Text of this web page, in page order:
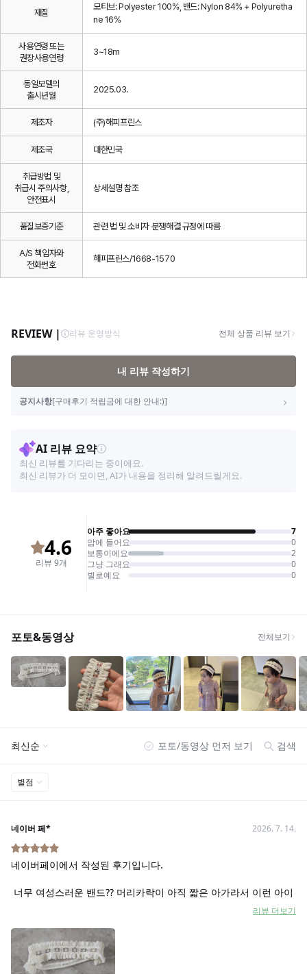
재질
모티브: Polyester 100%, 밴드: Nylon 84% + Polyuretha
ne 16%
사용연령 또는
권장사용연령
3~18m
동일모델의
출시년월
2025.03.
제조자 (주)해피프린스
제조국 대한민국
취급방법 및
취급시 주의사항,
안전표시
상세설명 참조
품질보증기준 관련 법 및 소비자 분쟁해결 규정에 따름
A/S 책임자와
전화번호
해피프린스/1668-1570